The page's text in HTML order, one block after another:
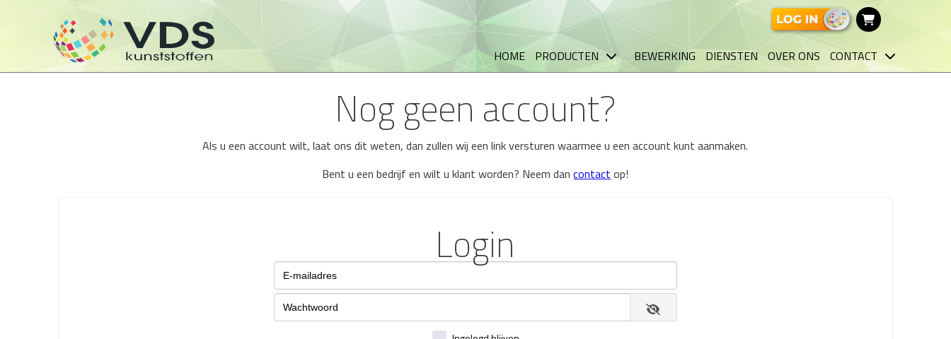
HOME PRODUCTEN BEWERKING DIENSTEN OVER ONS CONTACT
Nog geen account?
Als u een account wilt, laat ons dit weten, dan zullen wij een link versturen waarmee u een account kunt aanmaken.
Bent u een bedrijf en wilt u klant worden? Neem dancontact op!
Login